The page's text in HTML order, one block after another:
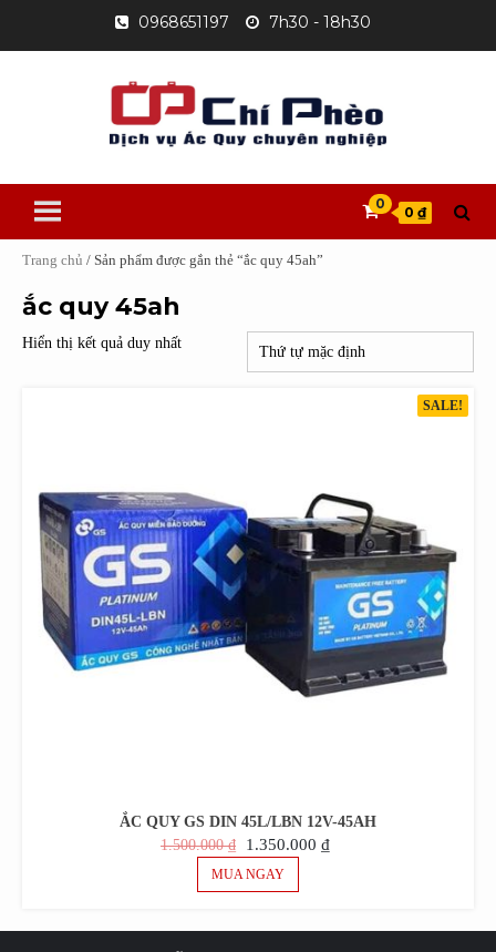
content
0968651197 7h30 - 18h30
0
0 ₫
Trang chủ / Sản phẩm được gắn thẻ “ắc quy 45ah”
ắc quy 45ah
Hiển thị kết quả duy nhất
SALE!
ẮC QUY GS DIN 45L/LBN 12V-45AH
1.500.000₫
GIÁ
GỐC
LÀ:
1.350.000 ₫
MUA NGAY